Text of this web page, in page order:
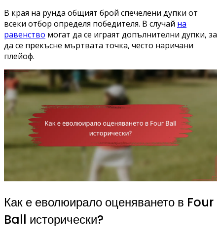
В края на рунда общият брой спечелени дупки от
всеки отбор определя победителя. В случай на
равенство могат да се играят допълнителни дупки, за
да се прекъсне мъртвата точка, често наричани
плейоф.
Как е еволюирало оценяването в Four
Ball исторически?